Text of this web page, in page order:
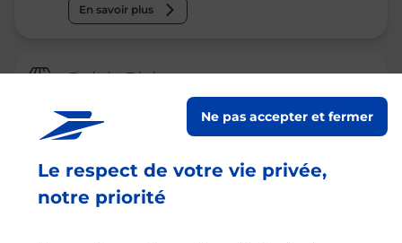
Le respect de votre vie privée,
notre priorité
Ne pas accepter et fermer
En savoir plus
Relais Pickup
CONSIGNE PICKUP SUPER U
BRECEY
Ouvert- jusqu'à
23h59
3 RUE JEANNE D ARC